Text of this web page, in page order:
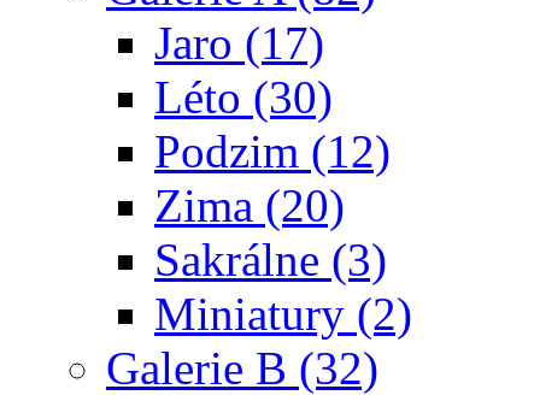
Jaro (17)
Léto (30)
Podzim (12)
Zima (20)
Sakrálne (3)
Miniatury (2)
Galerie B (32)